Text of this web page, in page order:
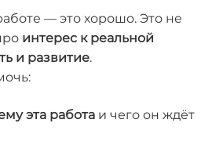
— это хорошо. Это не
интерес к реальной
и развитие.
эта работа и чего он ждёт